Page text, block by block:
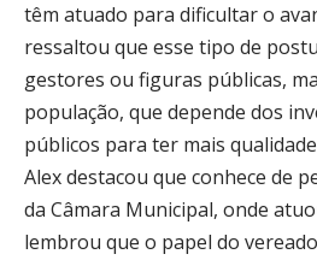
têm atuado para dificultar o
ressaltou que esse tipo de
gestores ou figuras públicas,
população, que depende dos
públicos para ter mais
Alex destacou que conhece de
da Câmara Municipal, onde
lembrou que o papel do